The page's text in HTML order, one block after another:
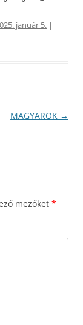
január 5. |
MAGYAROK →
mezőket *